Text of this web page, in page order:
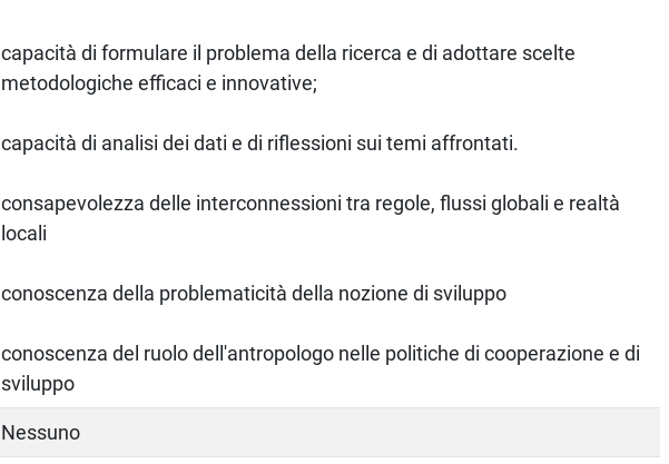
capacità di formulare il problema della ricerca e di adottare scelte
metodologiche efficaci e innovative;
capacità di analisi dei dati e di riflessioni sui temi affrontati.
consapevolezza delle interconnessioni tra regole, flussi globali e realtà
locali
conoscenza della problematicità della nozione di sviluppo
conoscenza del ruolo dell'antropologo nelle politiche di cooperazione e di
sviluppo
Nessuno